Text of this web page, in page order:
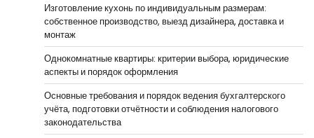
Изготовление кухонь по индивидуальным размерам:
собственное производство, выезд дизайнера, доставка и
монтаж
Однокомнатные квартиры: критерии выбора, юридические
аспекты и порядок оформления
Основные требования и порядок ведения бухгалтерского
учёта, подготовки отчётности и соблюдения налогового
законодательства